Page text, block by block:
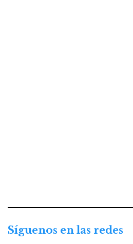
Síguenos en las redes